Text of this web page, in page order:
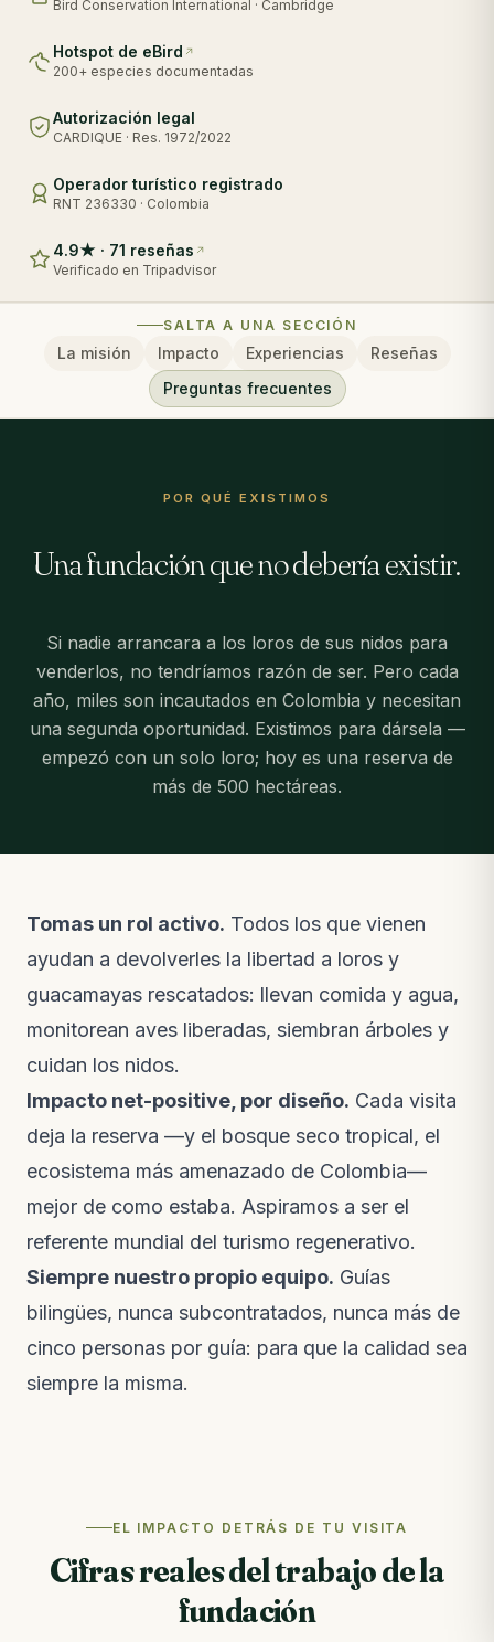
Bird Conservation International · Cambridge
Hotspot de eBird
200+ especies documentadas
Autorización legal
CARDIQUE · Res. 1972/2022
Operador turístico registrado
RNT 236330 · Colombia
4.9★ · 71 reseñas
Verificado en Tripadvisor
SALTA A UNA SECCIÓN
La misión Impacto Experiencias
Reseñas
Preguntas frecuentes
POR QUÉ EXISTIMOS
Una fundación que no debería existir.
Si nadie arrancara a los loros de sus nidos para
venderlos, no tendríamos razón de ser. Pero cada
año, miles son incautados en Colombia y necesitan
una segunda oportunidad. Existimos para dársela —
empezó con un solo loro; hoy es una reserva de
más de 500 hectáreas.
Tomas un rol activo. Todos los que vienen
ayudan a devolverles la libertad a loros y
guacamayas rescatados: llevan comida y agua,
monitorean aves liberadas, siembran árboles y
cuidan los nidos.
Impacto net-positive, por diseño. Cada visita
deja la reserva —y el bosque seco tropical, el
ecosistema más amenazado de Colombia—
mejor de como estaba. Aspiramos a ser el
referente mundial del turismo regenerativo.
Siempre nuestro propio equipo. Guías
bilingües, nunca subcontratados, nunca más de
cinco personas por guía: para que la calidad sea
siempre la misma.
EL IMPACTO DETRÁS DE TU VISITA
Cifras reales del trabajo de la
fundación